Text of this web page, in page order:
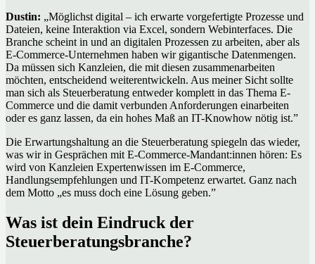
Dustin: „Möglichst digital – ich erwarte vorgefertigte Prozesse und
Dateien, keine Interaktion via Excel, sondern Webinterfaces. Die
Branche scheint in und an digitalen Prozessen zu arbeiten, aber als
E-Commerce-Unternehmen haben wir gigantische Datenmengen.
Da müssen sich Kanzleien, die mit diesen zusammenarbeiten
möchten, entscheidend weiterentwickeln. Aus meiner Sicht sollte
man sich als Steuerberatung entweder komplett in das Thema E-
Commerce und die damit verbunden Anforderungen einarbeiten
oder es ganz lassen, da ein hohes Maß an IT-Knowhow nötig ist.”
Die Erwartungshaltung an die Steuerberatung spiegeln das wieder,
was wir in Gesprächen mit E-Commerce-Mandant:innen hören: Es
wird von Kanzleien Expertenwissen im E-Commerce,
Handlungsempfehlungen und IT-Kompetenz erwartet. Ganz nach
dem Motto „es muss doch eine Lösung geben.”
Was ist dein Eindruck der
Steuerberatungsbranche?